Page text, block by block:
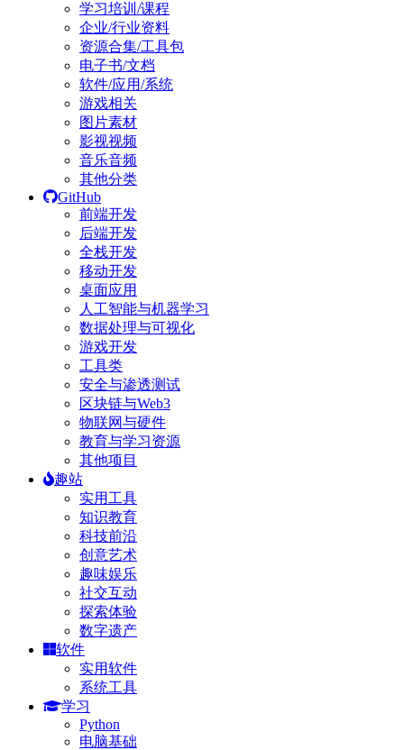
学习培训/课程
企业/行业资料
资源合集/工具包
电子书/文档
软件/应用/系统
游戏相关
图片素材
影视视频
音乐音频
其他分类
GitHub
前端开发
后端开发
全栈开发
移动开发
桌面应用
人工智能与机器学习
数据处理与可视化
游戏开发
工具类
安全与渗透测试
区块链与Web3
物联网与硬件
教育与学习资源
其他项目
趣站
实用工具
知识教育
科技前沿
创意艺术
趣味娱乐
社交互动
探索体验
数字遗产
软件
实用软件
系统工具
学习
Python
电脑基础